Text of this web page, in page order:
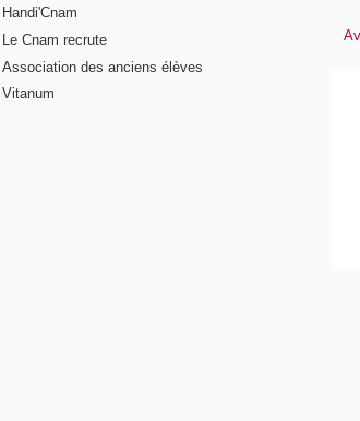
Handi'Cnam
Le Cnam recrute
Association des anciens élèves
Vitanum